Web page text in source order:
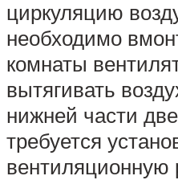
циркуляцию
необходимо
комнаты
вытягивать
нижней части
требуется
вентиляционную